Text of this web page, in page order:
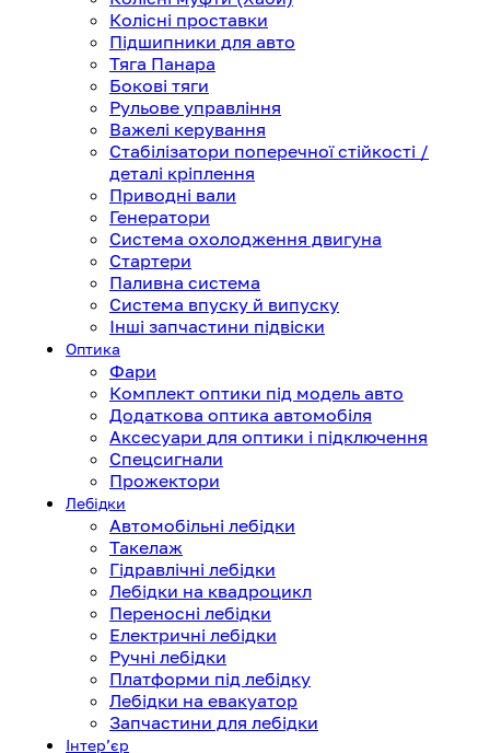
Колісні проставки
Підшипники для авто
Тяга Панара
Бокові тяги
Рульове управління
Важелі керування
Стабілізатори поперечної стійкості /
деталі кріплення
Приводні вали
Генератори
Система охолодження двигуна
Стартери
Паливна система
Система впуску й випуску
Інші запчастини підвіски
Оптика
Фари
Комплект оптики під модель авто
Додаткова оптика автомобіля
Аксесуари для оптики і підключення
Спецсигнали
Прожектори
Лебідки
Автомобільні лебідки
Такелаж
Гідравлічні лебідки
Лебідки на квадроцикл
Переносні лебідки
Електричні лебідки
Ручні лебідки
Платформи під лебідку
Лебідки на евакуатор
Запчастини для лебідки
Інтерʼєр